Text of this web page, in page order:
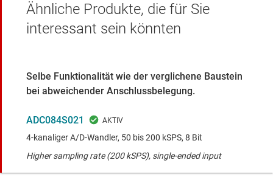
Ähnliche Produkte, die für Sie
interessant sein könnten
Selbe Funktionalität wie der verglichene Baustein
bei abweichender Anschlussbelegung.
ADC084S021
4-kanaliger A/D-Wandler, 50 bis 200 kSPS, 8 Bit
Higher sampling rate (200 kSPS), single-ended input